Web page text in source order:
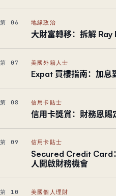
第 06 地緣政治
大財富轉移：拆解
第 07 美國外籍人士
Expat 買樓指南：加息
第 08 信用卡貼士
信用卡獎賞：財務恩賜
第 09 信用卡貼士
Secured Credit Card
人開啟財務機會
第 10 美國個人理財